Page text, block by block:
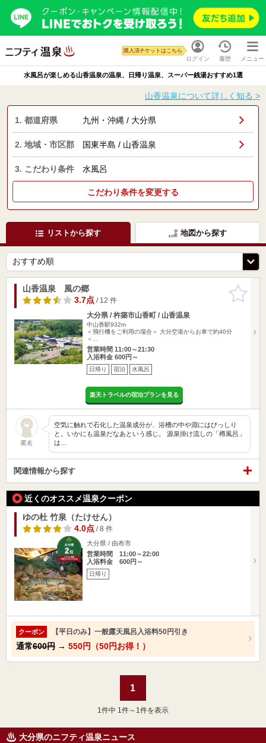
ログイン
購入済チケットはこちら
履歴 メニュー
水風呂が楽しめる山香温泉の温泉、日帰り温泉、スーパー銭湯おすすめ1選
山香温泉について詳しく知る >
1. 都道府県 九州・沖縄 / 大分県
2. 地域・市区郡 国東半島 / 山香温泉
3. こだわり条件 水風呂
こだわり条件を変更する
リストから探す 地図から探す
お気に入
りに追加
山香温泉 風の郷
3.7点/ 12 件
大分県 / 杵築市山香町 / 山香温泉
中山香駅932m
＜飛行機をご利用の場合＞ 大分空港からお車で約40分
＜…
営業時間 11:00～21:30
入浴料金 600円～
日帰り 宿泊 水風呂
楽天トラベルの宿泊プランを見る
匿名
空気に触れで石化した温泉成分が、浴槽の中や淵にはびっしり
と。いかにも温泉だなあという感じ。 源泉掛け流しの「樽風呂」
は…
関連情報から探す
近くのオススメ温泉クーポン
ゆの杜 竹泉（たけせん）
4.0点/ 8 件
大分県 / 由布市
営業時間 11:00～22:00
入浴料金 600円～
日帰り
クーポン 【平日のみ】一般露天風呂入浴料50円引き
通常600円 → 550円（50円お得！）
1
1 件中 1件～1件を表示
大分県のニフティ温泉ニュース